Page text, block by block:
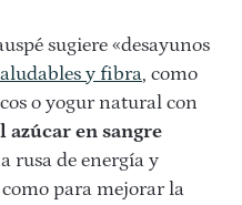
sugiere «desayunos
y fibra, como
o yogur natural con
azúcar en sangre
rusa de energía y
para mejorar la